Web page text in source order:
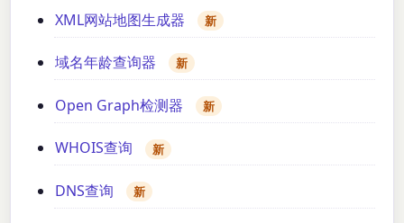
XML网站地图生成器 新
域名年龄查询器 新
Open Graph检测器 新
WHOIS查询 新
DNS查询 新